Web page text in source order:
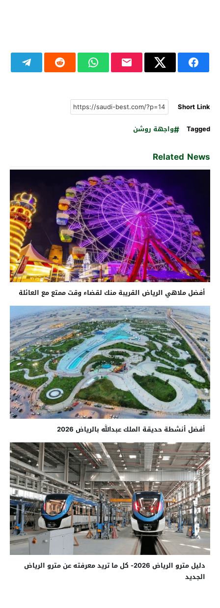
Short Link
Tagged
واجهة روشن
Related News
أفضل ملاهي الرياض القريبة منك لقضاء وقت ممتع مع العائلة
أفضل أنشطة حديقة الملك عبدالله بالرياض 2026
دليل مترو الرياض 2026- كل ما تريد معرفته عن مترو الرياض
الجديد